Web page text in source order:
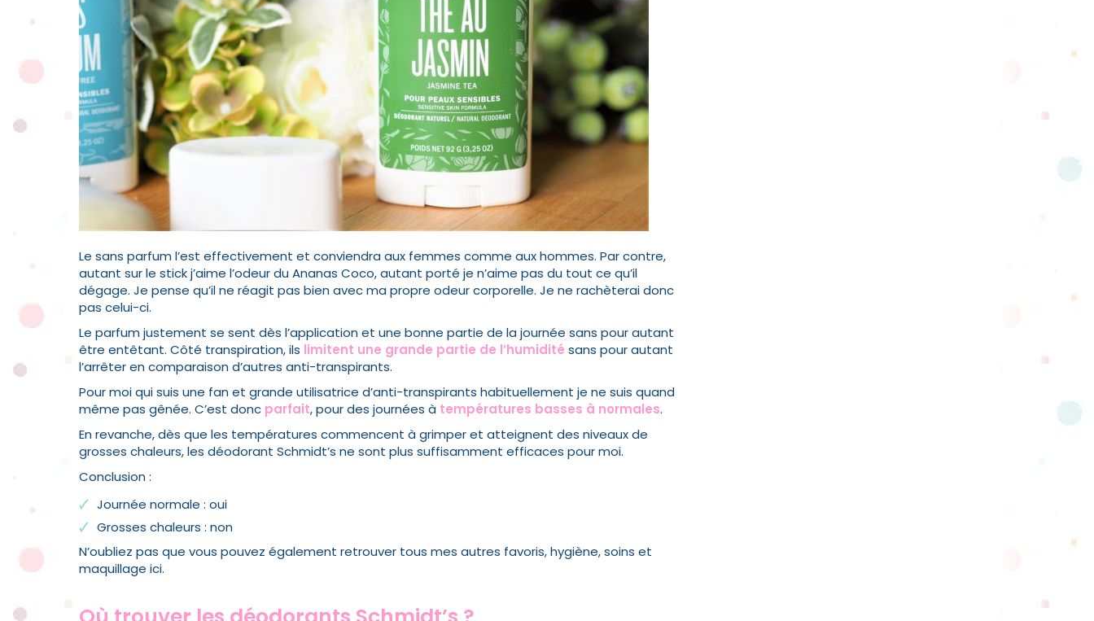
Le sans parfum l’est effectivement et conviendra aux femmes comme aux hommes. Par contre,
autant sur le stick j’aime l’odeur du Ananas Coco, autant porté je n’aime pas du tout ce qu’il
dégage. Je pense qu’il ne réagit pas bien avec ma propre odeur corporelle. Je ne rachèterai donc
pas celui-ci.
Le parfum justement se sent dès l’application et une bonne partie de la journée sans pour autant
être entêtant. Côté transpiration, ils limitent une grande partie de l’humidité sans pour autant
l’arrêter en comparaison d’autres anti-transpirants.
Pour moi qui suis une fan et grande utilisatrice d’anti-transpirants habituellement je ne suis quand
même pas gênée. C’est donc parfait, pour des journées à températures basses à normales.
En revanche, dès que les températures commencent à grimper et atteignent des niveaux de
grosses chaleurs, les déodorant Schmidt’s ne sont plus suffisamment efficaces pour moi.
Conclusion :
Journée normale : oui
Grosses chaleurs : non
N’oubliez pas que vous pouvez également retrouver tous mes autres favoris, hygiène, soins et
maquillage ici.